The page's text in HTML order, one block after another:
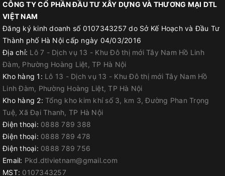
CÔNG TY CỔ PHẦN ĐẦU TƯ XÂY DỰNG VÀ THƯƠNG MẠI DTL
VIỆT NAM
Đăng ký kinh doanh số 0107343257 do Sở Kế Hoạch và Đầu Tư
Thành phố Hà Nội cấp ngày 04/03/2016
Địa chỉ: Lô 7 - Dịch vụ 13 - Khu Đô thị mới Tây Nam Hồ Linh
Đàm, Phường Hoàng Liệt, TP Hà Nội
Kho hàng 1: Lô 13 - Dịch vụ 13 - Khu Đô thị mới Tây Nam Hồ
Linh Đàm, Phường Hoàng Liệt, TP Hà Nội
Kho hàng 2: Tổng kho kim khí số 3, km 3, Đường Phan Trọng
Tuệ, Xã Đại Thanh, TP Hà Nội
Điện thoại: 0888 789 388
Điện thoại: 0888 789 478
Điện thoại: 0888 789 756
Email: Pkd.dtlvietnam@gmail.com
MST: 0107343257